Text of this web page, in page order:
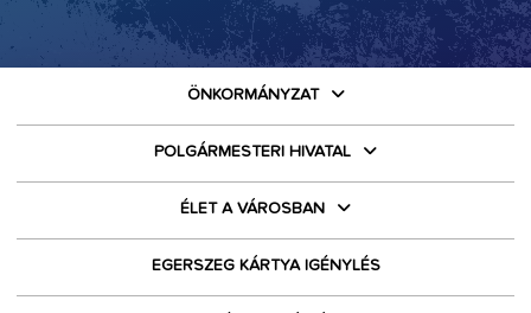
ÖNKORMÁNYZAT
POLGÁRMESTERI HIVATAL
ÉLET A VÁROSBAN
EGERSZEG KÁRTYA IGÉNYLÉS